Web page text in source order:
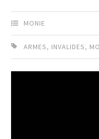
MONIE
ARMES, INVALIDES,